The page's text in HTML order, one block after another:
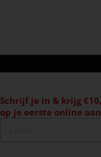
Schrijf je in & krijg
op je eerste online